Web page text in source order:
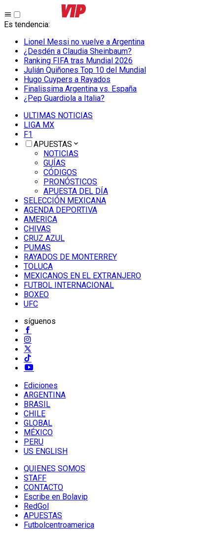
Es tendencia:
Lionel Messi no vuelve a Argentina
¿Desdén a Claudia Sheinbaum?
Ranking FIFA tras Mundial 2026
Julián Quiñones Top 10 del Mundial
Hugo Cuypers a Rayados
Finalissima Argentina vs. España
¿Pep Guardiola a Italia?
ULTIMAS NOTICIAS
LIGA MX
F1
APUESTAS
NOTICIAS
GUÍAS
CÓDIGOS
PRONÓSTICOS
APUESTA DEL DÍA
SELECCIÓN MEXICANA
AGENDA DEPORTIVA
AMERICA
CHIVAS
CRUZ AZUL
PUMAS
RAYADOS DE MONTERREY
TOLUCA
MEXICANOS EN EL EXTRANJERO
FUTBOL INTERNACIONAL
BOXEO
UFC
síguenos
Ediciones
ARGENTINA
BRASIL
CHILE
GLOBAL
MÉXICO
PERU
US ENGLISH
QUIENES SOMOS
STAFF
CONTACTO
Escribe en Bolavip
RedGol
APUESTAS
Futbolcentroamerica